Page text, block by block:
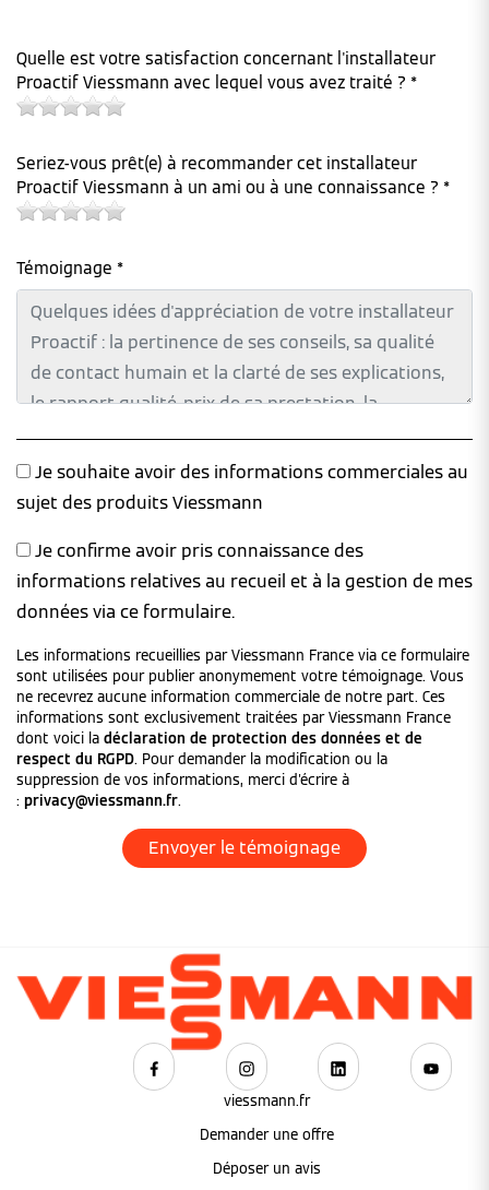
Quelle est votre satisfaction concernant l'installateur
Proactif Viessmann avec lequel vous avez traité ? *
Seriez-vous prêt(e) à recommander cet installateur
Proactif Viessmann à un ami ou à une connaissance ? *
Témoignage *
Je souhaite avoir des informations commerciales au
sujet des produits Viessmann
Je confirme avoir pris connaissance des
informations relatives au recueil et à la gestion de mes
données via ce formulaire.
Les informations recueillies par Viessmann France via ce formulaire
sont utilisées pour publier anonymement votre témoignage. Vous
ne recevrez aucune information commerciale de notre part. Ces
informations sont exclusivement traitées par Viessmann France
dont voici la déclaration de protection des données et de
respect du RGPD. Pour demander la modification ou la
suppression de vos informations, merci d'écrire à
: privacy@viessmann.fr.
viessmann.fr
Demander une offre
Déposer un avis